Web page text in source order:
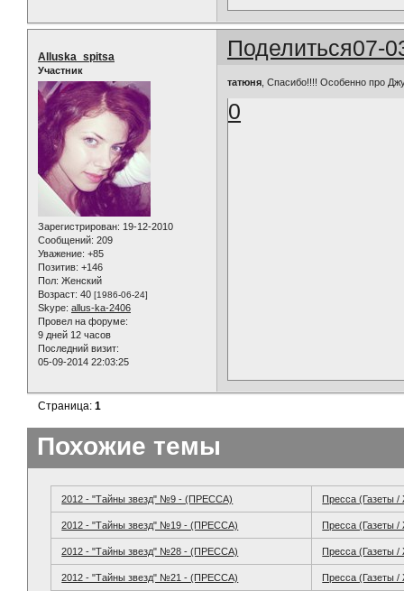
Поделиться07-
Alluska_spitsa
Участник
Зарегистрирован: 19-12-2010
Сообщений: 209
Уважение: +85
Позитив: +146
Пол: Женский
Возраст: 40 [1986-06-24]
Skype: allus-ka-2406
Провел на форуме:
9 дней 12 часов
Последний визит:
05-09-2014 22:03:25
татюня , Спасибо!!!! Особенно про
0
Страница:1
Похожие темы
2012 - "Тайны звезд" №9 - (ПРЕССА) Пресса (Газеты
2012 - "Тайны звезд" №19 - (ПРЕССА) Пресса (Газеты
2012 - "Тайны звезд" №28 - (ПРЕССА) Пресса (Газеты
2012 - "Тайны звезд" №21 - (ПРЕССА) Пресса (Газеты